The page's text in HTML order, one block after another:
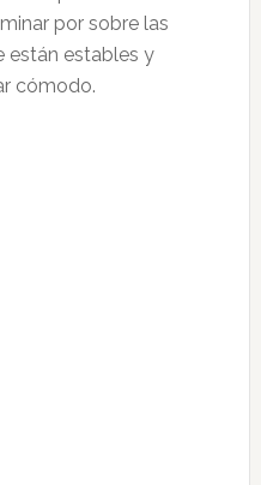
por sobre las
están estables y
cómodo.